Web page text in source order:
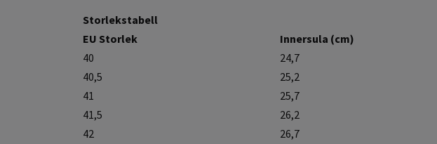
Storlekstabell
EU Storlek
Innersula (cm)
40
24,7
40,5
25,2
41
25,7
41,5
26,2
42
26,7